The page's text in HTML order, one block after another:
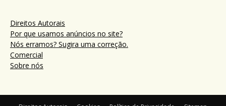
Direitos Autorais
Por que usamos anúncios no site?
Nós erramos? Sugira uma correção.
Comercial
Sobre nós